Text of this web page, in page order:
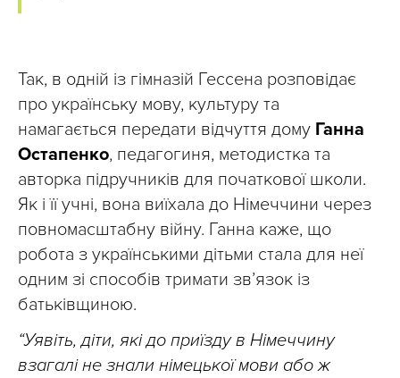
Так, в одній із гімназій Гессена розповідає
про українську мову, культуру та
намагається передати відчуття дому Ганна
Остапенко, педагогиня, методистка та
авторка підручників для початкової школи.
Як і її учні, вона виїхала до Німеччини через
повномасштабну війну. Ганна каже, що
робота з українськими дітьми стала для неї
одним зі способів тримати зв’язок із
батьківщиною.
“Уявіть, діти, які до приїзду в Німеччину
взагалі не знали німецької мови або ж